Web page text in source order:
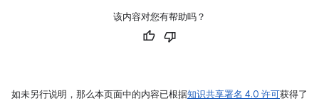
该内容对您有帮助吗？
如未另行说明，那么本页面中的内容已根据知识共享署名 4.0 许可获得了